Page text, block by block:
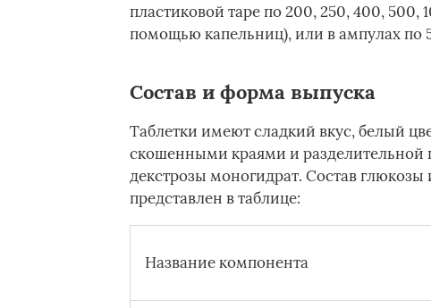
пластиковой таре по 200, 250, 400, 500,
помощью капельниц), или в ампулах по
Состав и форма выпуска
Таблетки имеют сладкий вкус, белый
скошенными краями и разделительной
декстрозы моногидрат. Состав
представлен в таблице:
Название компонента